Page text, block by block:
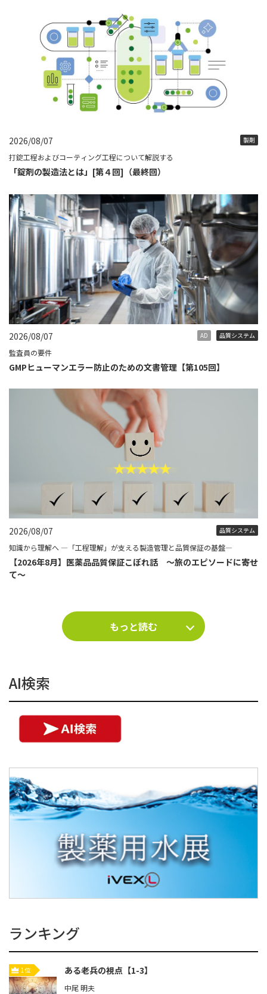
2026/08/07 製剤
打錠工程およびコーティング工程について解説する
「錠剤の製造法とは」[第４回]（最終回）
2026/08/07 AD 品質システム
監査員の要件
GMPヒューマンエラー防止のための文書管理【第105回】
2026/08/07 品質システム
知識から理解へ ―「工程理解」が支える製造管理と品質保証の基盤―
【2026年8月】医薬品品質保証こぼれ話 ～旅のエピソードに寄せ
て～
もっと読む
AI検索
ランキング
1位 ある老兵の視点【1-3】
中尾 明夫